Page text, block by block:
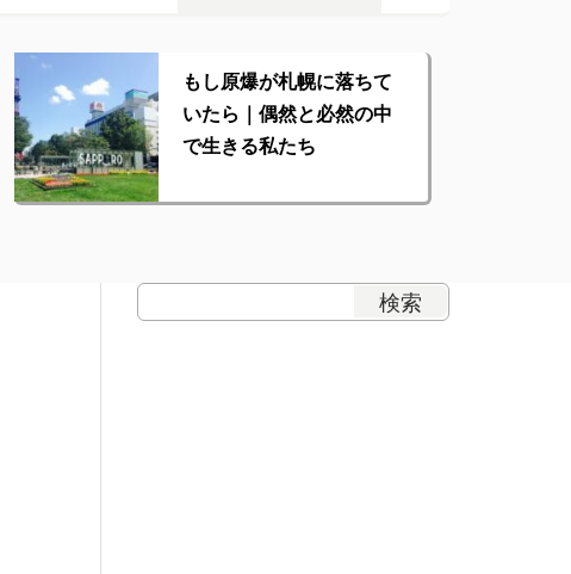
もし原爆が札幌に落ちて
いたら｜偶然と必然の中
で生きる私たち